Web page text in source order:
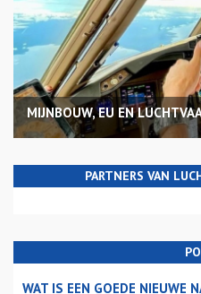
MIJNBOUW, EU EN
PARTNERS VAN
WAT IS EEN GOEDE NIEUWE